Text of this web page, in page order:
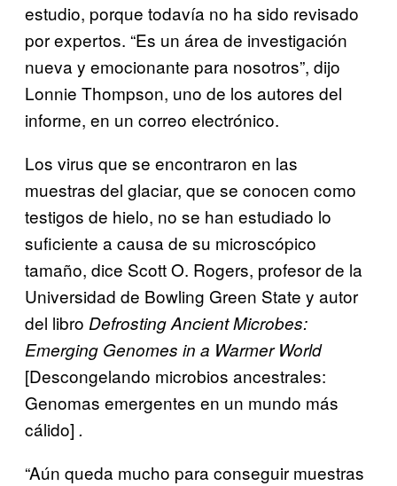
estudio, porque todavía no ha sido revisado
por expertos. “Es un área de investigación
nueva y emocionante para nosotros”, dijo
Lonnie Thompson, uno de los autores del
informe, en un correo electrónico.
Los virus que se encontraron en las
muestras del glaciar, que se conocen como
testigos de hielo, no se han estudiado lo
suficiente a causa de su microscópico
tamaño, dice Scott O. Rogers, profesor de la
Universidad de Bowling Green State y autor
del libro Defrosting Ancient Microbes:
Emerging Genomes in a Warmer World
[Descongelando microbios ancestrales:
Genomas emergentes en un mundo más
cálido] .
“Aún queda mucho para conseguir muestras